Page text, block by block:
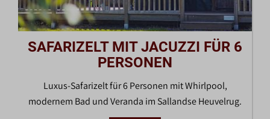
SAFARIZELT MIT JACUZZI FÜR 6
PERSONEN
Luxus-Safarizelt für 6 Personen mit Whirlpool,
modernem Bad und Veranda im Sallandse Heuvelrug.